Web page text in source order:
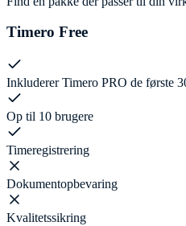
Timero Free
Inkluderer Timero PRO de første
Op til 10 brugere
Timeregistrering
Dokumentopbevaring
Kvalitetssikring